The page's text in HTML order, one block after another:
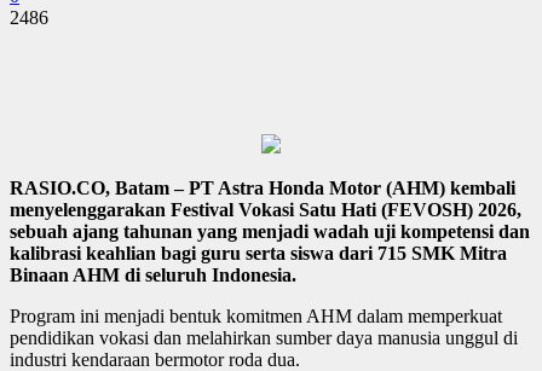
2486
RASIO.CO, Batam – PT Astra Honda Motor (AHM) kembali
menyelenggarakan Festival Vokasi Satu Hati (FEVOSH) 2026,
sebuah ajang tahunan yang menjadi wadah uji kompetensi dan
kalibrasi keahlian bagi guru serta siswa dari 715 SMK Mitra
Binaan AHM di seluruh Indonesia.
Program ini menjadi bentuk komitmen AHM dalam memperkuat
pendidikan vokasi dan melahirkan sumber daya manusia unggul di
industri kendaraan bermotor roda dua.